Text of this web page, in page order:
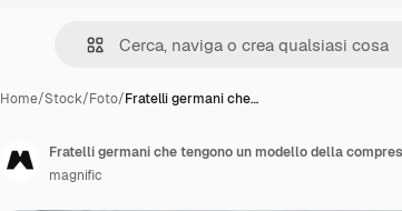
Home/Stock/Foto/Fratelli germani che…
Fratelli germani che tengono un modello della
magnific